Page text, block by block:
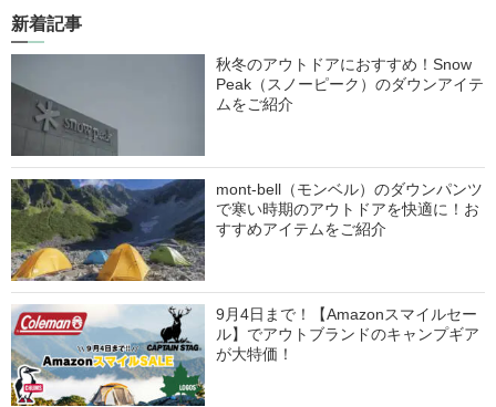
新着記事
秋冬のアウトドアにおすすめ！Snow
Peak（スノーピーク）のダウンアイテ
ムをご紹介
mont-bell（モンベル）のダウンパンツ
で寒い時期のアウトドアを快適に！お
すすめアイテムをご紹介
9月4日まで！【Amazonスマイルセー
ル】でアウトブランドのキャンプギア
が大特価！